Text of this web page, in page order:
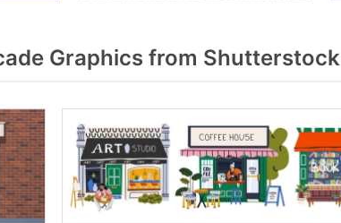
Graphics from Shutterstock